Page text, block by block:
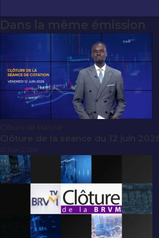
Dans la même émission
Clôture de la séance du 12 juin 2026